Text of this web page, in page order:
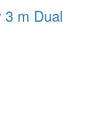
3 m Dual